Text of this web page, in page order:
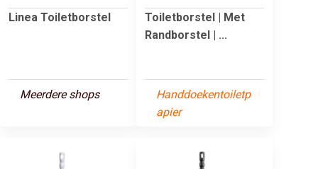
Linea Toiletborstel
Meerdere shops
Toiletborstel | Met
Randborstel | ...
Handdoekentoiletp
apier